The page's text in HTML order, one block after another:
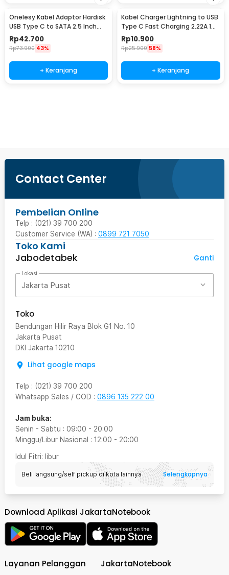
Onelesy Kabel Adaptor Hardisk
USB Type C to SATA 2.5 Inch
Support 5G - ONUSBC
Rp42.700
Rp73.900 43%
+ Keranjang
Kabel Charger Lightning to USB
Type C Fast Charging 2.22A 1M
- V12
Rp10.900
Rp25.900 58%
+ Keranjang
Contact Center
Pembelian Online
Telp : (021) 39 700 200
Customer Service (WA) : 0899 721 7050
Toko Kami
Jabodetabek
Ganti
Lokasi
Jakarta Pusat
Toko
Bendungan Hilir Raya Blok G1 No. 10
Jakarta Pusat
DKI Jakarta 10210
Lihat google maps
Telp : (021) 39 700 200
Whatsapp Sales / COD : 0896 135 222 00
Jam buka:
Senin - Sabtu : 09:00 - 20:00
Minggu/Libur Nasional : 12:00 - 20:00
Idul Fitri: libur
Beli langsung/self pickup di kota lainnya Selengkapnya
Download Aplikasi JakartaNotebook
Layanan Pelanggan JakartaNotebook